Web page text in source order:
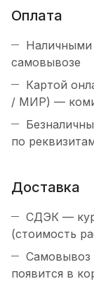
Оплата
Наличными
самовывозе
Картой
/ МИР) —
по
Доставка
СДЭК —
(стоимость
Самовывоз
появится в